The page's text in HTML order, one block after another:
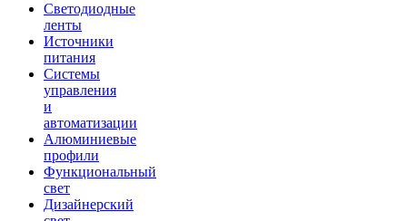
Светодиодные
ленты
Источники
питания
Системы
управления
и
автоматизации
Алюминиевые
профили
Функциональный
свет
Дизайнерский